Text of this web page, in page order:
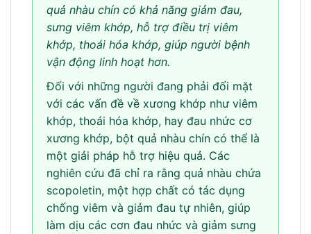
quả nhàu chín có khả năng giảm đau,
sưng viêm khớp, hỗ trợ điều trị viêm
khớp, thoái hóa khớp, giúp người bệnh
vận động linh hoạt hơn.
Đối với những người đang phải đối mặt
với các vấn đề về xương khớp như viêm
khớp, thoái hóa khớp, hay đau nhức cơ
xương khớp, bột quả nhàu chín có thể là
một giải pháp hỗ trợ hiệu quả. Các
nghiên cứu đã chỉ ra rằng quả nhàu chứa
scopoletin, một hợp chất có tác dụng
chống viêm và giảm đau tự nhiên, giúp
làm dịu các cơn đau nhức và giảm sưng